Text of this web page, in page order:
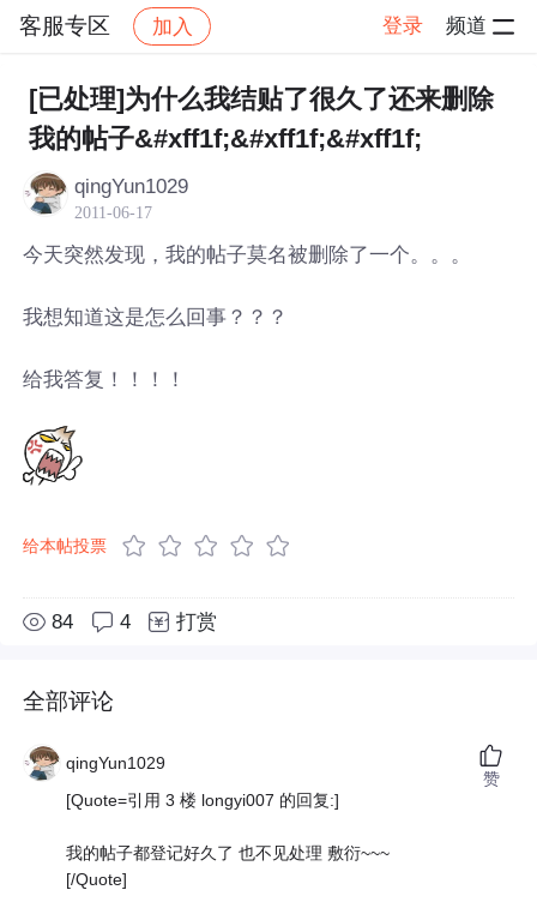
客服专区 加入 登录 频道
社区 客服专区 帖子详情
[已处理]为什么我结贴了很久了还来删除
我的帖子&#xff1f;&#xff1f;&#xff1f;
qingYun1029
2011-06-17
今天突然发现，我的帖子莫名被删除了一个。。。
我想知道这是怎么回事？？？
给我答复！！！！
给本帖投票
84 4 打赏
全部评论
qingYun1029
[Quote=引用 3 楼 longyi007 的回复:]
我的帖子都登记好久了 也不见处理 敷衍~~~
[/Quote]
赞